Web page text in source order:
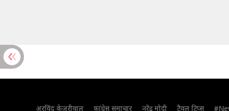
अरविंद केजरीवाल कांग्रेस समाचार नरेंद्र मोदी ट्रैवल टिप्स